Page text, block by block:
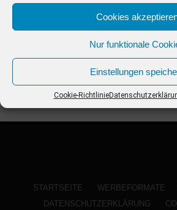
Cookies
Nur funktionale
Einstellungen
Cookie-Richtlinie
STARTSEITE WERBEFORMATE
DATENSCHUTZERKLÄRUNG